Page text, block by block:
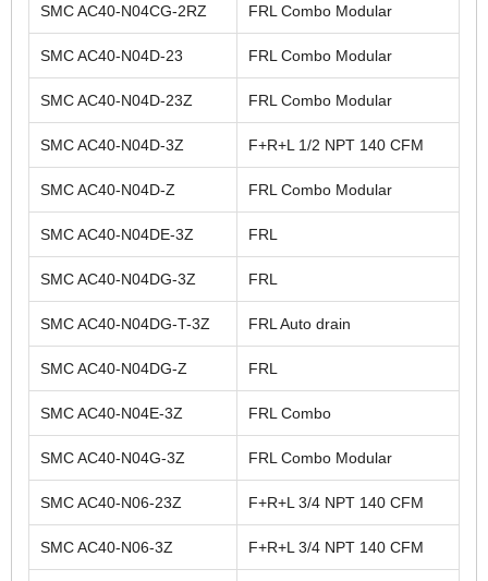
SMC AC40-N04CG-2RZ FRL Combo Modular
SMC AC40-N04D-23 FRL Combo Modular
SMC AC40-N04D-23Z FRL Combo Modular
SMC AC40-N04D-3Z F+R+L 1/2 NPT 140 CFM
SMC AC40-N04D-Z FRL Combo Modular
SMC AC40-N04DE-3Z FRL
SMC AC40-N04DG-3Z FRL
SMC AC40-N04DG-T-3Z FRL Auto drain
SMC AC40-N04DG-Z FRL
SMC AC40-N04E-3Z FRL Combo
SMC AC40-N04G-3Z FRL Combo Modular
SMC AC40-N06-23Z F+R+L 3/4 NPT 140 CFM
SMC AC40-N06-3Z F+R+L 3/4 NPT 140 CFM